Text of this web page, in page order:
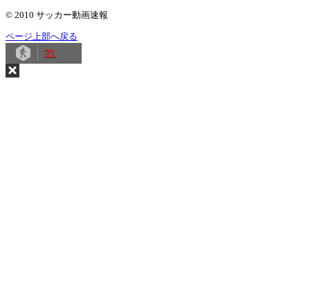
© 2010 サッカー動画速報
ページ上部へ戻る
31